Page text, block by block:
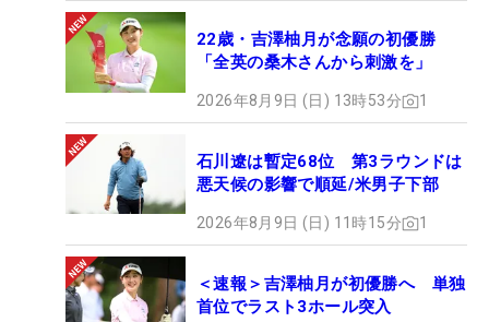
22歳・吉澤柚月が念願の初優勝
「全英の桑木さんから刺激を」
2026年8月9日 (日) 13時53分 1
石川遼は暫定68位 第3ラウンドは
悪天候の影響で順延/米男子下部
2026年8月9日 (日) 11時15分 1
＜速報＞吉澤柚月が初優勝へ 単独
首位でラスト3ホール突入